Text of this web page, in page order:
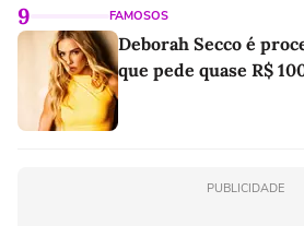
9 FAMOSOS
Deborah Secco é
que pede quase R$
PUBLICIDADE